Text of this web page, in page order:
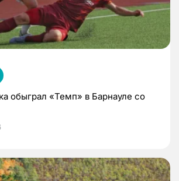
обыграл «Темп» в Барнауле со